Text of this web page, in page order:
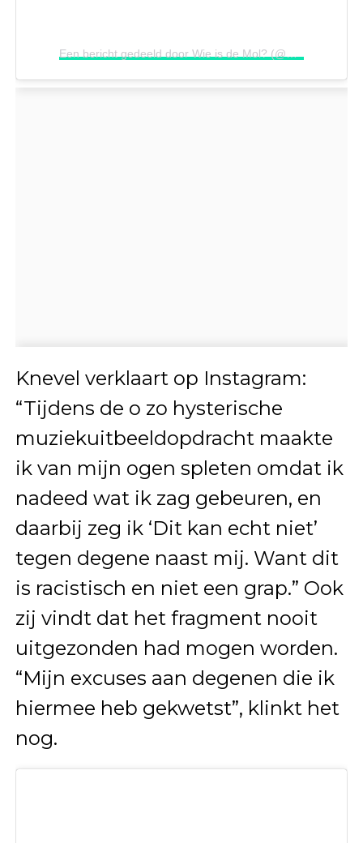
Knevel verklaart op Instagram:
“Tijdens de o zo hysterische
muziekuitbeeldopdracht maakte
ik van mijn ogen spleten omdat ik
nadeed wat ik zag gebeuren, en
daarbij zeg ik ‘Dit kan echt niet’
tegen degene naast mij. Want dit
is racistisch en niet een grap.” Ook
zij vindt dat het fragment nooit
uitgezonden had mogen worden.
“Mijn excuses aan degenen die ik
hiermee heb gekwetst”, klinkt het
nog.